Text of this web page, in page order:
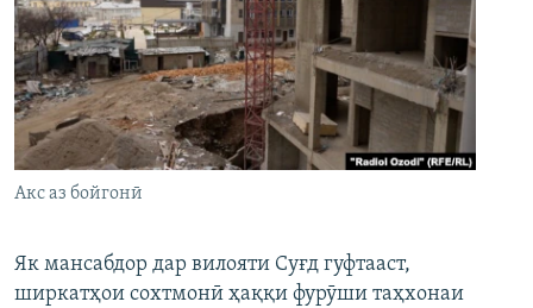
Акс аз бойгонӣ
Як мансабдор дар вилояти Суғд гуфтааст,
ширкатҳои сохтмонӣ ҳаққи фурӯши таҳхонаи